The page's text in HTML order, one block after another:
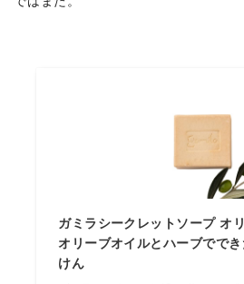
ガミラシークレットソープ オ
オリーブオイルとハーブでで
けん